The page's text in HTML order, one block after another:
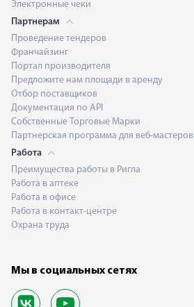
Электронные чеки
Партнерам
Проведение тендеров
Франчайзинг
Портал производителя
Предложите нам площади в аренду
Отбор поставщиков
Документация по API
Собственные Торговые Марки
Партнерская программа для веб-мастеров
Работа
Преимущества работы в Ригла
Работа в аптеке
Работа в офисе
Работа в контакт-центре
Охрана труда
Мы в социальных сетях